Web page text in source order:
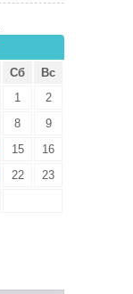
Сб
Вс
1
2
8
9
15
16
22
23